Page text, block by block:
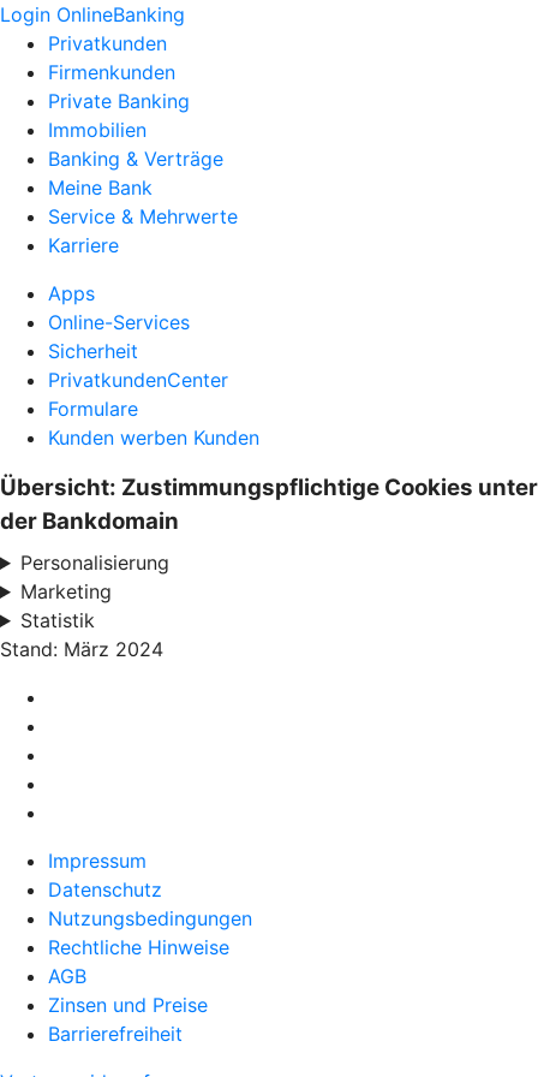
Login OnlineBanking
Privatkunden
Firmenkunden
Private Banking
Immobilien
Banking & Verträge
Meine Bank
Service & Mehrwerte
Karriere
Apps
Online-Services
Sicherheit
PrivatkundenCenter
Formulare
Kunden werben Kunden
Übersicht: Zustimmungspflichtige Cookies unter
der Bankdomain
Personalisierung
Marketing
Statistik
Stand: März 2024
Impressum
Datenschutz
Nutzungsbedingungen
Rechtliche Hinweise
AGB
Zinsen und Preise
Barrierefreiheit